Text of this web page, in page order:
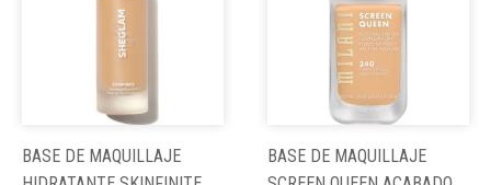
BASE DE MAQUILLAJE
BASE DE MAQUILLAJE